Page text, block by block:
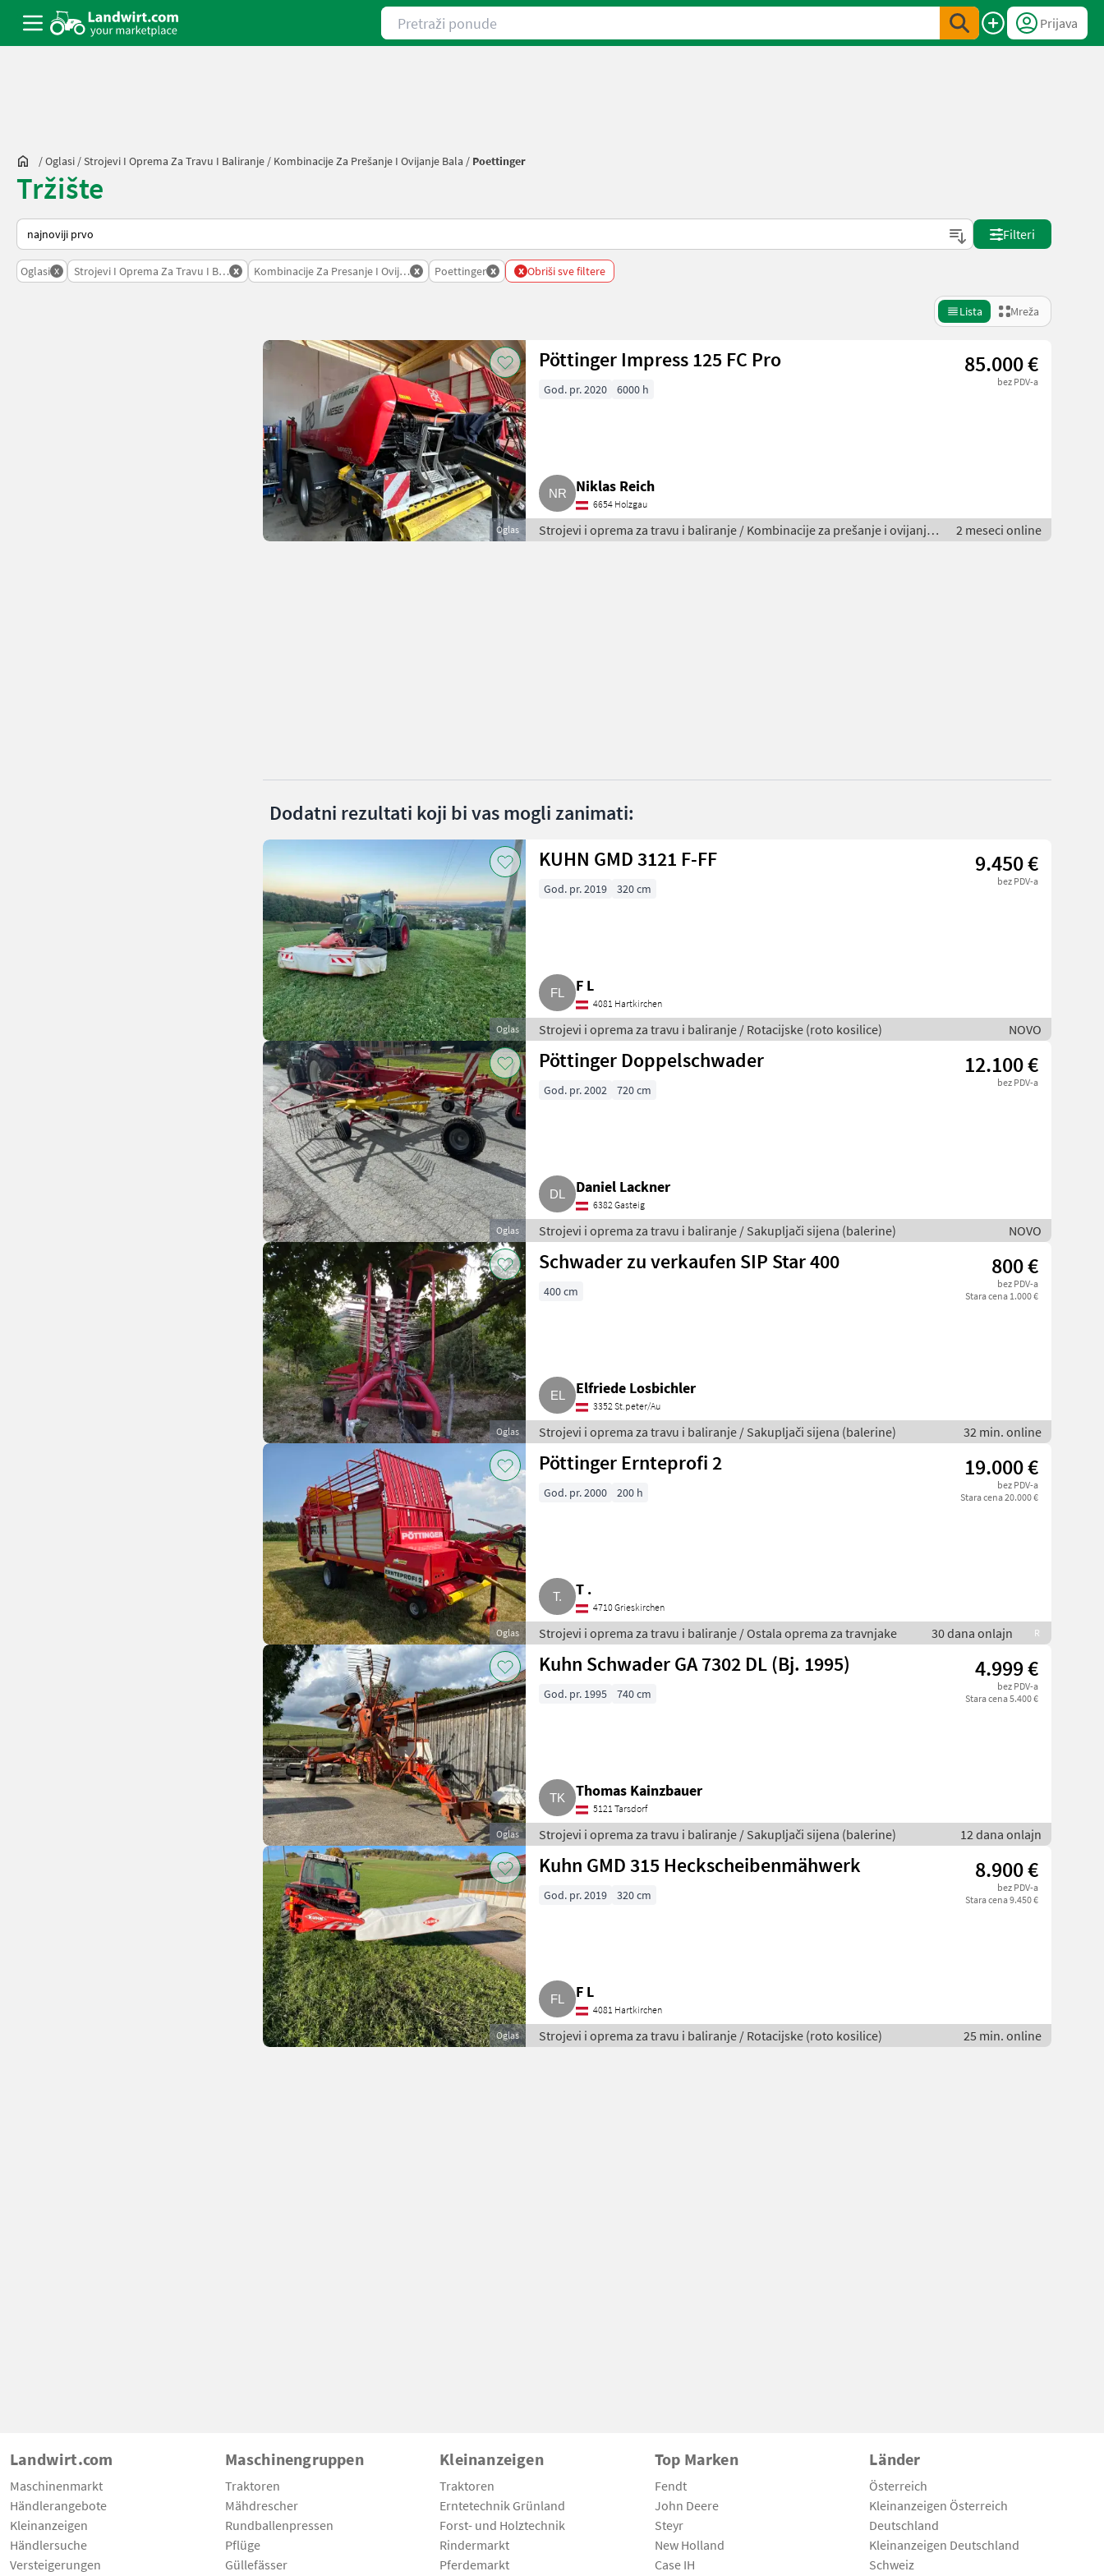
Pretraži ponude
Prijava
/Oglasi /Strojevi I Oprema Za Travu I Baliranje / Kombinacije Za Prešanje I Ovijanje Bala / Poettinger
Tržište
Način na koji sortira Landwirt.com
Filteri
Oglasi x Strojevi I Oprema Za Travu I Baliranje
x Kombinacije Za Presanje I Ovijanje Bala
x Poettinger x x Obriši sve filtere
Lista Mreža
Oglas
Pöttinger Impress 125 FC Pro 85.000 €
bez PDV-a
God. pr. 2020 6000 h
Niklas Reich
6654 Holzgau
Strojevi i oprema za travu i baliranje / Kombinacije za prešanje i ovijanje
bala
2 meseci online
Dodatni rezultati koji bi vas mogli zanimati:
Oglas
KUHN GMD 3121 F-FF 9.450 €
bez PDV-a
God. pr. 2019 320 cm
F L
4081 Hartkirchen
Strojevi i oprema za travu i baliranje / Rotacijske (roto kosilice) NOVO
Oglas
Pöttinger Doppelschwader 12.100 €
bez PDV-a
God. pr. 2002 720 cm
Daniel Lackner
6382 Gasteig
Strojevi i oprema za travu i baliranje / Sakupljači sijena (balerine) NOVO
Oglas
Schwader zu verkaufen SIP Star 400 800 €
bez PDV-a
Stara cena 1.000 €
400 cm
Elfriede Losbichler
3352 St.peter/Au
Strojevi i oprema za travu i baliranje / Sakupljači sijena (balerine) 32 min. online
Oglas
Pöttinger Ernteprofi 2 19.000 €
bez PDV-a
Stara cena 20.000 €
God. pr. 2000 200 h
T .
4710 Grieskirchen
Strojevi i oprema za travu i baliranje / Ostala oprema za travnjake 30 dana onlajn R
Oglas
Kuhn Schwader GA 7302 DL (Bj. 1995) 4.999 €
bez PDV-a
Stara cena 5.400 €
God. pr. 1995 740 cm
Thomas Kainzbauer
5121 Tarsdorf
Strojevi i oprema za travu i baliranje / Sakupljači sijena (balerine) 12 dana onlajn
Oglas
Kuhn GMD 315 Heckscheibenmähwerk 8.900 €
bez PDV-a
Stara cena 9.450 €
God. pr. 2019 320 cm
F L
4081 Hartkirchen
Strojevi i oprema za travu i baliranje / Rotacijske (roto kosilice) 25 min. online
Landwirt.com
Maschinenmarkt
Händlerangebote
Kleinanzeigen
Händlersuche
Versteigerungen
Maschinengruppen
Traktoren
Mähdrescher
Rundballenpressen
Pflüge
Güllefässer
Kleinanzeigen
Traktoren
Erntetechnik Grünland
Forst- und Holztechnik
Rindermarkt
Pferdemarkt
Top Marken
Fendt
John Deere
Steyr
New Holland
Case IH
Länder
Österreich
Kleinanzeigen Österreich
Deutschland
Kleinanzeigen Deutschland
Schweiz